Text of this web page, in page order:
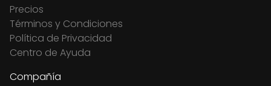
Precios
Términos y Condiciones
Política de Privacidad
Centro de Ayuda
Compañía